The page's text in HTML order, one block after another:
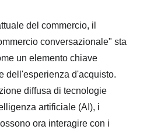
del commercio, il
conversazionale" sta
un elemento chiave
dell'esperienza d'acquisto.
diffusa di tecnologie
artificiale (AI), i
ora interagire con i